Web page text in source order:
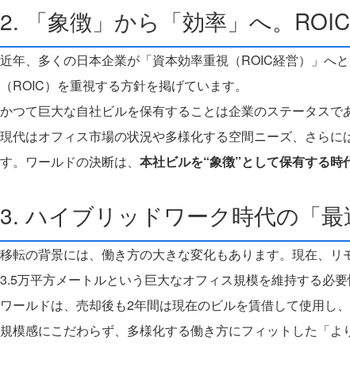
2. 「象徴」から「効率」へ。
近年、多くの日本企業が「資本効率重視（ROIC経営）」へ
（ROIC）を重視する方針を掲げています。
かつて巨大な自社ビルを保有することは企業のステータス
現代はオフィス市場の状況や多様化する空間ニーズ、さら
す。ワールドの決断は、 本社ビルを“象徴”として保有する時
3. ハイブリッドワーク時代の「最
移転の背景には、働き方の大きな変化もあります。現在、
3.5万平方メートルという巨大なオフィス規模を維持する必要
ワールドは、売却後も2年間は現在のビルを賃借して使用し
規模感にこだわらず、多様化する働き方にフィットした「よ